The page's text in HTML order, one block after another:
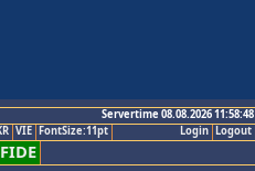
Servertime 08.08.2026 11:58:48
Logout
Login
VIE FontSize:11pt
FIDE